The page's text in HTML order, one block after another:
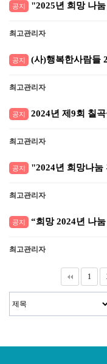
공지 "2025년 희망 나
최고관리자
공지 (사)행복한사람들
최고관리자
공지 2024년 제9회 칠
최고관리자
공지 "2024년 희망나눔
최고관리자
공지 “희망 2024년 나
최고관리자
1